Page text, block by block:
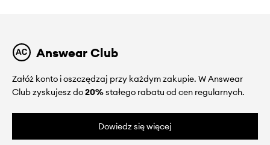
Answear Club
Załóż konto i oszczędzaj przy każdym zakupie. W Answear
Club zyskujesz do20%stałego rabatu od cen regularnych.
Dowiedz się więcej